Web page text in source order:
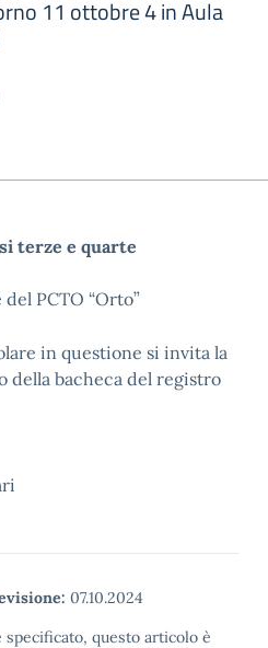
11 ottobre 4 in Aula
terze e quarte
PCTO “Orto”
in questione si invita la
della bacheca del registro
07.10.2024
questo articolo è